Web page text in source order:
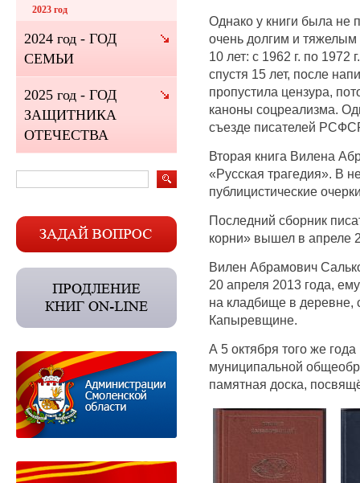
Однако у книги была не
очень долгим и
10 лет: с 1962 г. по 1972
спустя 15 лет, после
пропустила цензура,
каноны соцреализма.
съезде писателей
Вторая книга Вилена
«Русская трагедия». В
публицистические
Последний сборник
корни» вышел в апреле
Вилен Абрамович
20 апреля 2013 года,
на кладбище в деревне,
Капыревщине.
А 5 октября того же
муниципальной
памятная доска,
2023 год
2024 год - ГОД
СЕМЬИ
2025 год - ГОД
ЗАЩИТНИКА
ОТЕЧЕСТВА